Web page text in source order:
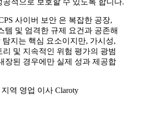
공적으로 보호할 수 있도록 합니다.
사이버 보안 은 복잡한 공장,
템 및 엄격한 규제 요건과 공존해
지는 핵심 요소이지만, 가시성,
리 및 지속적인 위험 평가의 광범
장된 경우에만 실제 성과 제공합
역 영업 이사 Claroty